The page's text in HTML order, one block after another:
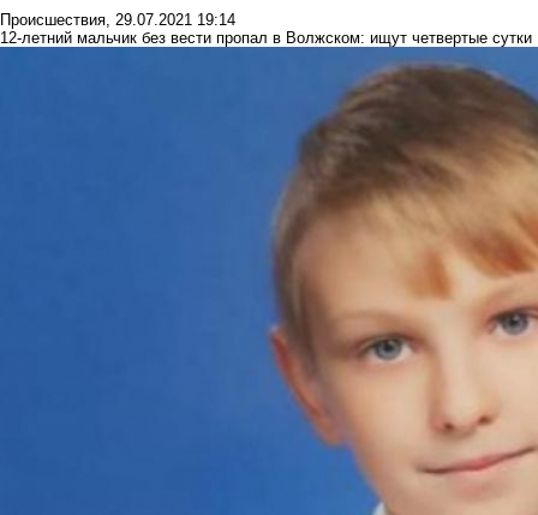
Происшествия, 29.07.2021 19:14
12-летний мальчик без вести пропал в Волжском: ищут четвертые сутки